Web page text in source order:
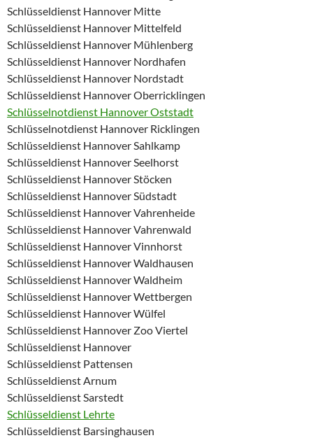
Schlüsseldienst Hannover Mitte
Schlüsseldienst Hannover Mittelfeld
Schlüsseldienst Hannover Mühlenberg
Schlüsseldienst Hannover Nordhafen
Schlüsseldienst Hannover Nordstadt
Schlüsseldienst Hannover Oberricklingen
Schlüsselnotdienst Hannover Oststadt
Schlüsselnotdienst Hannover Ricklingen
Schlüsseldienst Hannover Sahlkamp
Schlüsseldienst Hannover Seelhorst
Schlüsseldienst Hannover Stöcken
Schlüsseldienst Hannover Südstadt
Schlüsseldienst Hannover Vahrenheide
Schlüsseldienst Hannover Vahrenwald
Schlüsseldienst Hannover Vinnhorst
Schlüsseldienst Hannover Waldhausen
Schlüsseldienst Hannover Waldheim
Schlüsseldienst Hannover Wettbergen
Schlüsseldienst Hannover Wülfel
Schlüsseldienst Hannover Zoo Viertel
Schlüsseldienst Hannover
Schlüsseldienst Pattensen
Schlüsseldienst Arnum
Schlüsseldienst Sarstedt
Schlüsseldienst Lehrte
Schlüsseldienst Barsinghausen